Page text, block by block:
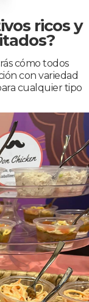
ricos y
cómo todos
con variedad
cualquier tipo